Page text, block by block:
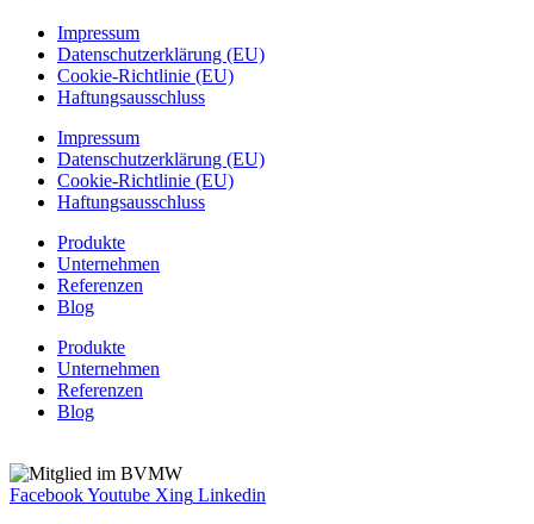
Impressum
Datenschutzerklärung (EU)
Cookie-Richtlinie (EU)
Haftungsausschluss
Impressum
Datenschutzerklärung (EU)
Cookie-Richtlinie (EU)
Haftungsausschluss
Produkte
Unternehmen
Referenzen
Blog
Produkte
Unternehmen
Referenzen
Blog
FacebookYoutube Xing Linkedin